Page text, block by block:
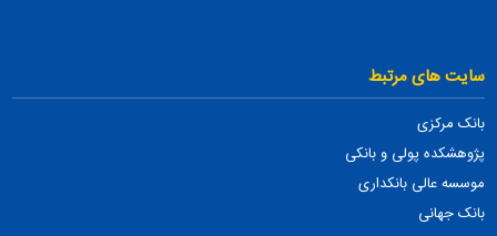
سایت های مرتبط
بانک مرکزی
پژوهشکده پولی و بانکی
موسسه عالی بانکداری
بانک جهانی